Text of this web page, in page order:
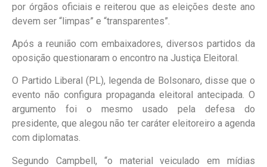
por órgãos oficiais e reiterou que as eleições deste ano
devem ser “limpas” e “transparentes”.
Após a reunião com embaixadores, diversos partidos da
oposição questionaram o encontro na Justiça Eleitoral.
O Partido Liberal (PL), legenda de Bolsonaro, disse que o
evento não configura propaganda eleitoral antecipada. O
argumento foi o mesmo usado pela defesa do
presidente, que alegou não ter caráter eleitoreiro a agenda
com diplomatas.
Segundo Campbell, “o material veiculado em mídias